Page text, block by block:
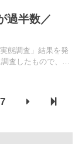
過半数／
態調査」結果を発
査したもので、有
7